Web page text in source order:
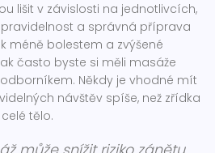
lišit v závislosti na jednotlivcích,
a správná příprava
méně bolestem a zvýšené
často byste si měli masáže
Někdy je vhodné mít
návštěv spíše, než zřídka
tělo.